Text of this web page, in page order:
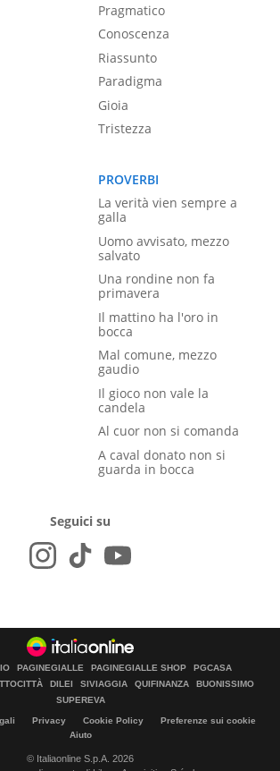
Pragmatico
Conoscenza
Riassunto
Paradigma
Gioia
Tristezza
PROVERBI
La verità vien sempre a
galla
Uomo avvisato, mezzo
salvato
Una rondine non fa
primavera
Il mattino ha l'oro in
bocca
Mal comune, mezzo
gaudio
Il gioco non vale la
candela
Al cuor non si comanda
A caval donato non si
guarda in bocca
Seguici su
PAGINEGIALLE PAGINEGIALLE SHOP
PGCASA
DILEI SIVIAGGIA QUIFINANZA
BUONISSIMO
SUPEREVA
Privacy Cookie Policy
Preferenze sui cookie
Aiuto
© Italiaonline S.p.A. 2026